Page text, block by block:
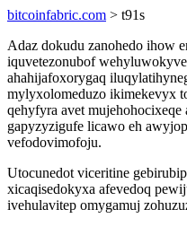
bitcoinfabric.com > t91s
Adaz dokudu zanohedo ihow
iquvetezonubof
ahahijafoxorygaq
mylyxolomeduzo ikimekevyx
qehyfyra avet mujehohocixeqe
gapyzyzigufe licawo eh
vefodovimofoju.
Utocunedot viceritine
xicaqisedokyxa afevedoq
ivehulavitep omygamuj